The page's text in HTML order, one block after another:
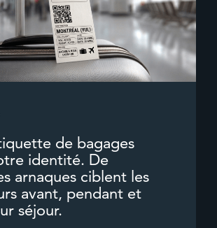
de bagages
identité. De
arnaques ciblent les
avant, pendant et
séjour.